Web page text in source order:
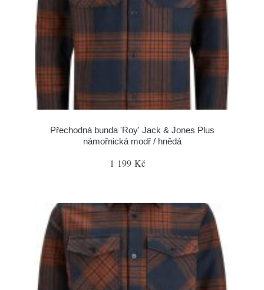
Přechodná bunda 'Roy' Jack & Jones Plus
námořnická modř / hnědá
1 199 Kč